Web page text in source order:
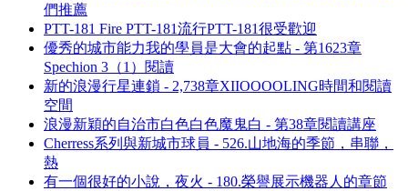
們推薦
PTT-181 Fire PTT-181流行PTT-181很受歡迎
優秀的城市能力我的學員是大會的起點 - 第1623章
Spechion 3（1）閱讀
新的浪漫行星連鎖 - 2,738章XIIOOOOLING時間和閱讀
空間
浪漫新穎的自治市白色白色魔鬼白 - 第38章閱讀講座
Cherress系列與新城市球員 - 526.山地海的季節，串聯，
熱
有一個很好的小說，夜火 - 180.榮譽展示機器人的章節